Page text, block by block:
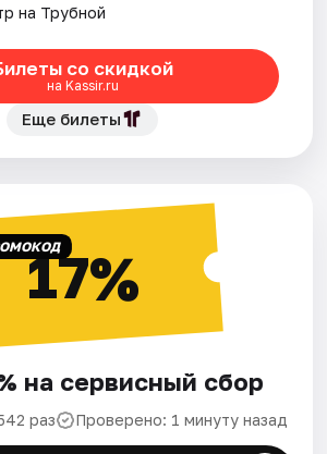
на Трубной
со скидкой
на Kassir.ru
Еще билеты
17%
на сервисный сбор
раз Проверено: 1 минуту назад